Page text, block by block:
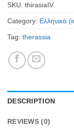
SKU: thirasiaIV
Category: Ελληνικά
Tag: therassia
DESCRIPTION
REVIEWS (0)